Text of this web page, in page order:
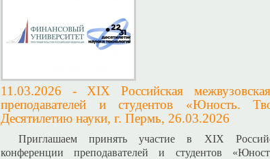
11.03.2026 - XIX Российская межвузовская
преподавателей и студентов «Юность.
Десятилетию науки, г. Пермь, 26.03.2026
Приглашаем принять участие в XIX
конференции преподавателей и студентов